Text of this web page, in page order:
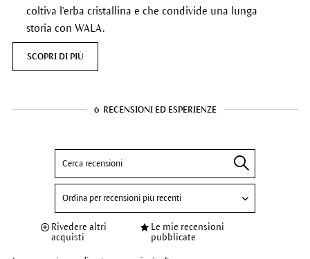
coltiva l'erba cristallina e che condivide una lunga
storia con WALA.
SCOPRI DI PIÙ
6 RECENSIONI ED ESPERIENZE
Rivedere altri
acquisti
Le mie recensioni
pubblicate